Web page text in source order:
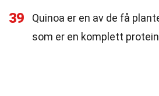
39
Quinoa er en av de få
som er en komplett